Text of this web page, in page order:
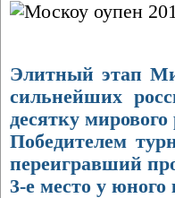
Элитный этап
сильнейших
десятку мирового
Победителем
переигравший
3-е место у